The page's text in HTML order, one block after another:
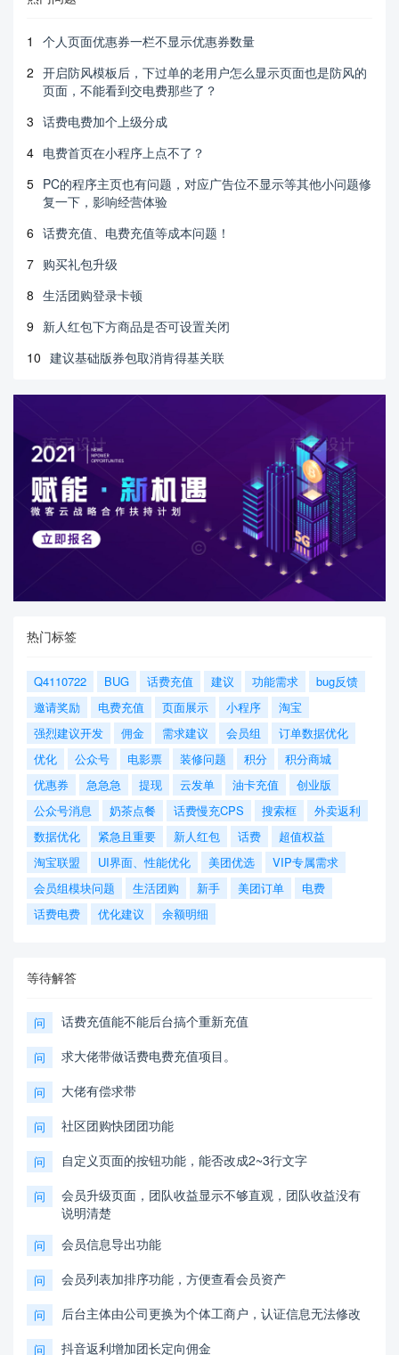
1
个人页面优惠券一栏不显示优惠券数量
2 开启防风模板后，下过单的老用户怎么显示页面也是防风的
页面，不能看到交电费那些了？
3 话费电费加个上级分成
4 电费首页在小程序上点不了？
5 PC的程序主页也有问题，对应广告位不显示等其他小问题修
复一下，影响经营体验
6 话费充值、电费充值等成本问题！
7 购买礼包升级
8 生活团购登录卡顿
9 新人红包下方商品是否可设置关闭
10 建议基础版券包取消肯得基关联
热门标签
Q4110722 BUG 话费充值 建议 功能需求
bug反馈
邀请奖励
电费充值 页面展示 小程序
淘宝
强烈建议开发
佣金 需求建议 会员组
订单数据优化
优化
公众号 电影票 装修问题 积分
积分商城
优惠券
急急急 提现 云发单 油卡充值
创业版
公众号消息
奶茶点餐 话费慢充CPS 搜索框
外卖返利
数据优化
紧急且重要 新人红包 话费
超值权益
淘宝联盟
UI界面、性能优化 美团优选
VIP专属需求
会员组模块问题
生活团购 新手 美团订单
电费
话费电费
优化建议 余额明细
等待解答
问 话费充值能不能后台搞个重新充值
问 求大佬带做话费电费充值项目。
问 大佬有偿求带
问 社区团购快团团功能
问 自定义页面的按钮功能，能否改成2~3行文字
问
会员升级页面，团队收益显示不够直观，团队收益没有
说明清楚
问 会员信息导出功能
问 会员列表加排序功能，方便查看会员资产
问 后台主体由公司更换为个体工商户，认证信息无法修改
问 抖音返利增加团长定向佣金